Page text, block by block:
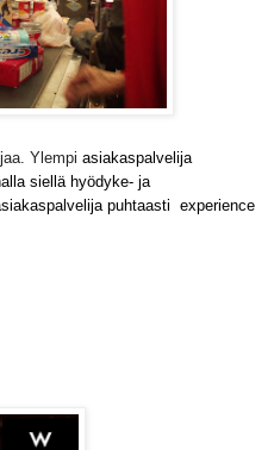
Ylempi asiakaspalvelija
siellä hyödyke- ja
puhtaasti experience